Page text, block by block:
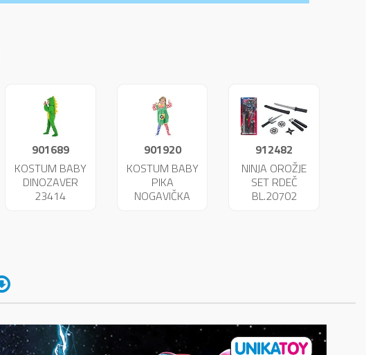
901689
KOSTUM BABY
DINOZAVER
23414
901920
KOSTUM BABY
PIKA
NOGAVIČKA
912482
NINJA OROŽJE
SET RDEČ
BL.20702